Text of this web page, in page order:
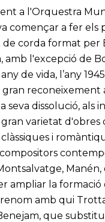
a l'Orquestra
començar a fer els
corda format per
amb l'excepció de
de vida, l’any
reconeixement
seva dissolució, als
varietat
i
ampliar la formació
amb qui
que